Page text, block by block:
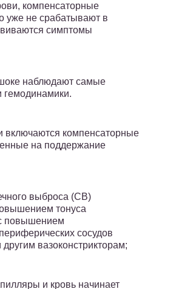
компенсаторные
уже не срабатывают в
симптомы
наблюдают самые
гемодинамики.
включаются компенсаторные
на поддержание
выброса (СВ)
тонуса
повышением
сосудов
вазоконстрикторам;
и кровь начинает